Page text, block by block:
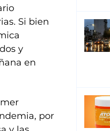
Si bien
y
en
por